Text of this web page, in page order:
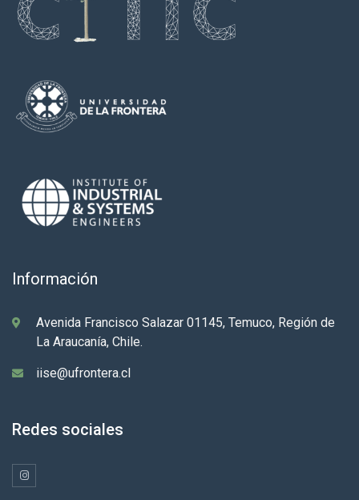
Información
Avenida Francisco Salazar 01145, Temuco, Región de
La Araucanía, Chile.
iise@ufrontera.cl
Redes sociales